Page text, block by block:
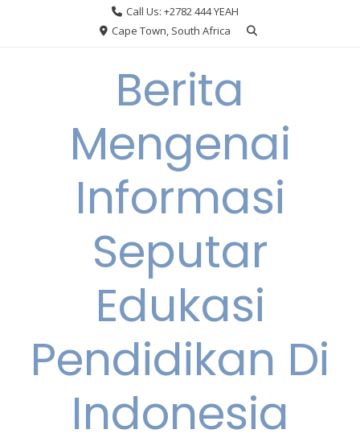
Call Us: +2782 444 YEAH
Cape Town, South Africa
Berita
Mengenai
Informasi
Seputar
Edukasi
Pendidikan Di
Indonesia